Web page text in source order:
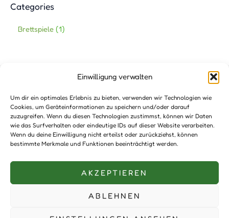
Einwilligung verwalten
Um dir ein optimales Erlebnis zu bieten, verwenden wir Technologien wie
Cookies, um Geräteinformationen zu speichern und/oder darauf
zuzugreifen. Wenn du diesen Technologien zustimmst, können wir Daten
wie das Surfverhalten oder eindeutige IDs auf dieser Website verarbeiten.
Wenn du deine Einwilligung nicht erteilst oder zurückziehst, können
bestimmte Merkmale und Funktionen beeinträchtigt werden.
AKZEPTIEREN
ABLEHNEN
Categories
Brettspiele 1
AGB’s
Haftungshinweis
Datenschutzerklärung
Unterstützer:innen
Kontakt